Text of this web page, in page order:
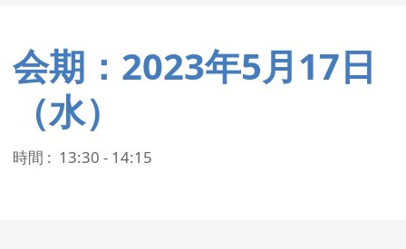
会期：2023年5月17日
（水）
時間 : 13:30 - 14:15